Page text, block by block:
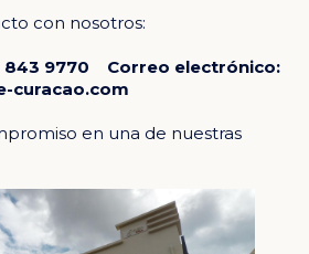
con nosotros:
843 9770 Correo electrónico:
curacao.com
en una de nuestras